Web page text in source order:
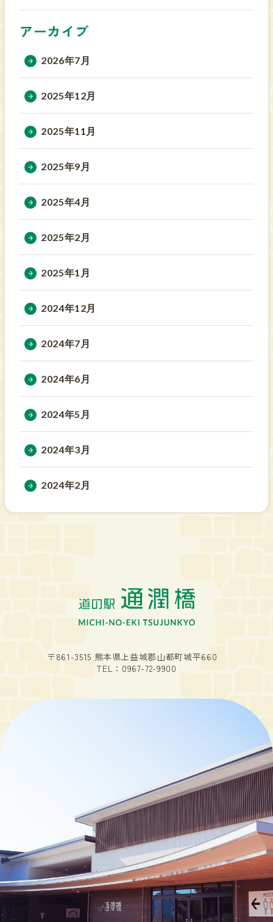
アーカイブ
2026年7月
2025年12月
2025年11月
2025年9月
2025年4月
2025年2月
2025年1月
2024年12月
2024年7月
2024年6月
2024年5月
2024年3月
2024年2月
〒861-3515 熊本県上益城郡山都町城平660
TEL： 0967-72-9900